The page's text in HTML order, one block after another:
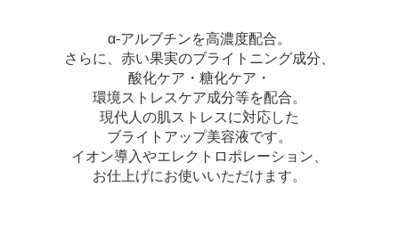
α-アルブチンを高濃度配合。
さらに、赤い果実のブライトニング成分、
酸化ケア・糖化ケア・
環境ストレスケア成分等を配合。
現代人の肌ストレスに対応した
ブライトアップ美容液です。
イオン導入やエレクトロポレーション、
お仕上げにお使いいただけます。